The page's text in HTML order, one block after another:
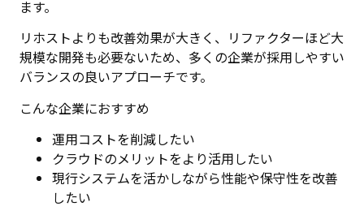
ます。
リホストよりも改善効果が大きく、リファクターほど大
規模な開発も必要ないため、多くの企業が採用しやすい
バランスの良いアプローチです。
こんな企業におすすめ
運用コストを削減したい
クラウドのメリットをより活用したい
現行システムを活かしながら性能や保守性を改善
したい